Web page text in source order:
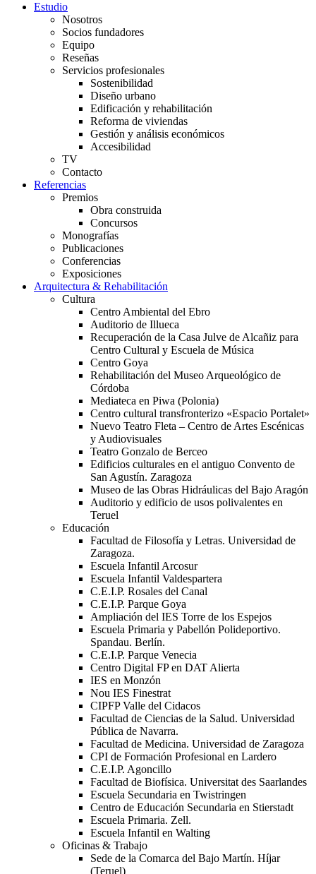
Estudio
Nosotros
Socios fundadores
Equipo
Reseñas
Servicios profesionales
Sostenibilidad
Diseño urbano
Edificación y rehabilitación
Reforma de viviendas
Gestión y análisis económicos
Accesibilidad
TV
Contacto
Referencias
Premios
Obra construida
Concursos
Monografías
Publicaciones
Conferencias
Exposiciones
Arquitectura & Rehabilitación
Cultura
Centro Ambiental del Ebro
Auditorio de Illueca
Recuperación de la Casa Julve de Alcañiz para
Centro Cultural y Escuela de Música
Centro Goya
Rehabilitación del Museo Arqueológico de
Córdoba
Mediateca en Piwa (Polonia)
Centro cultural transfronterizo «Espacio Portalet»
Nuevo Teatro Fleta – Centro de Artes Escénicas
y Audiovisuales
Teatro Gonzalo de Berceo
Edificios culturales en el antiguo Convento de
San Agustín. Zaragoza
Museo de las Obras Hidráulicas del Bajo Aragón
Auditorio y edificio de usos polivalentes en
Teruel
Educación
Facultad de Filosofía y Letras. Universidad de
Zaragoza.
Escuela Infantil Arcosur
Escuela Infantil Valdespartera
C.E.I.P. Rosales del Canal
C.E.I.P. Parque Goya
Ampliación del IES Torre de los Espejos
Escuela Primaria y Pabellón Polideportivo.
Spandau. Berlín.
C.E.I.P. Parque Venecia
Centro Digital FP en DAT Alierta
IES en Monzón
Nou IES Finestrat
CIPFP Valle del Cidacos
Facultad de Ciencias de la Salud. Universidad
Pública de Navarra.
Facultad de Medicina. Universidad de Zaragoza
CPI de Formación Profesional en Lardero
C.E.I.P. Agoncillo
Facultad de Biofísica. Universitat des Saarlandes
Escuela Secundaria en Twistringen
Centro de Educación Secundaria en Stierstadt
Escuela Primaria. Zell.
Escuela Infantil en Walting
Oficinas & Trabajo
Sede de la Comarca del Bajo Martín. Híjar
(Teruel)